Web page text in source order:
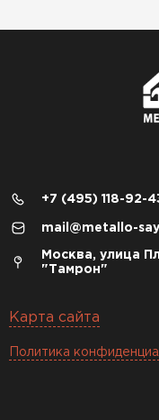
+7 (495) 118-92-
mail@metallo-
Москва, улица
"Тамрон"
Карта сайта
Политика